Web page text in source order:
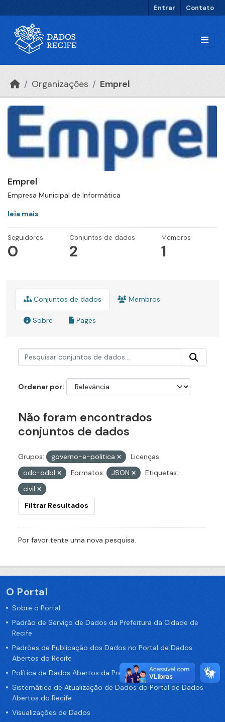
Entrar Contato
Organizações Emprel
Emprel
Empresa Municipal de Informática
leia mais
Seguidores
0
Conjuntos de dados
2
Membros
1
Conjuntos de dados Membros
Sobre Pages
Ordenar por
Não foram encontrados
conjuntos de dados
Grupos: governo-e-politica
Licenças:
odc-odbl
Formatos: JSON
Etiquetas:
civil
Filtrar Resultados
Por favor tente uma nova pesquisa.
O Portal
Sobre o Portal
Padrão de Serviço de Dados da Prefeitura da Cidade de
Recife
Padrões de Publicação dos Dados no Portal de Dados
Abertos do Recife
Política de Dados Abertos da Prefeitura do Recife
Sistemática de Atualização de Dados do Portal de Dados
Abertos do Recife
Visualizações de Dados